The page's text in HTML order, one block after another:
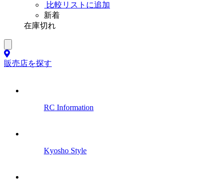
比較リストに追加
新着
在庫切れ
販売店を探す
RC Information
Kyosho Style